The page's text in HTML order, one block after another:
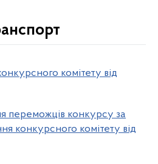
комітету від
переможців конкурсу за
конкурсного комітету від